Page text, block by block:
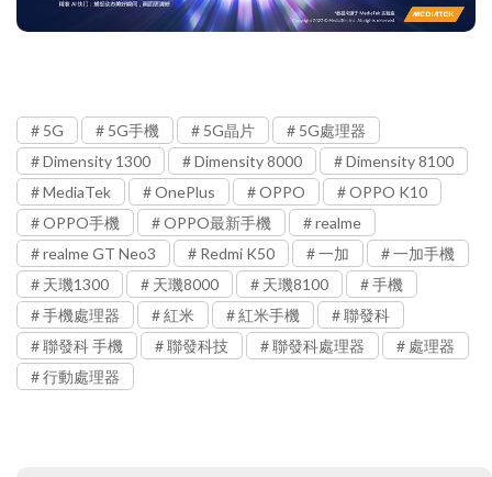
5G 5G手機 5G晶片
5G處理器
Dimensity 1300
Dimensity 8000
Dimensity 8100
MediaTek
OnePlus OPPO
OPPO K10
OPPO手機
OPPO最新手機
realme
realme GT Neo3
Redmi K50 一加
一加手機
天璣1300
天璣8000 天璣8100
手機
手機處理器
紅米 紅米手機
聯發科
聯發科 手機
聯發科技 聯發科處理器
處理器
行動處理器